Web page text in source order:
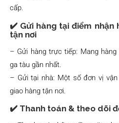
cấp.
✔️ Gửi hàng tại điểm nhận
tận nơi
– Gửi hàng trực tiếp: Mang
ga tàu gần nhất.
– Gửi tại nhà: Một số đơn vị
giao hàng tận nơi.
✔️ Thanh toán & theo dõi